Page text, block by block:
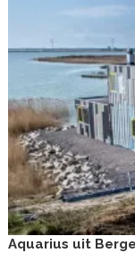
Aquarius uit